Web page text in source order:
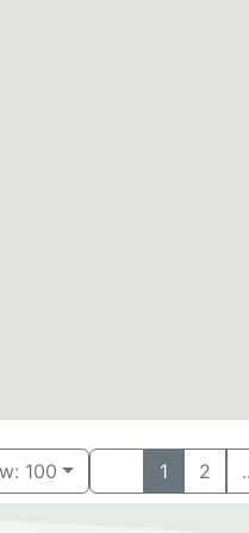
100 1 2